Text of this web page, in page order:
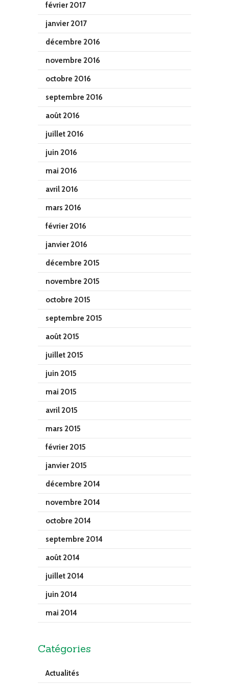
février 2017
janvier 2017
décembre 2016
novembre 2016
octobre 2016
septembre 2016
août 2016
juillet 2016
juin 2016
mai 2016
avril 2016
mars 2016
février 2016
janvier 2016
décembre 2015
novembre 2015
octobre 2015
septembre 2015
août 2015
juillet 2015
juin 2015
mai 2015
avril 2015
mars 2015
février 2015
janvier 2015
décembre 2014
novembre 2014
octobre 2014
septembre 2014
août 2014
juillet 2014
juin 2014
mai 2014
Catégories
Actualités